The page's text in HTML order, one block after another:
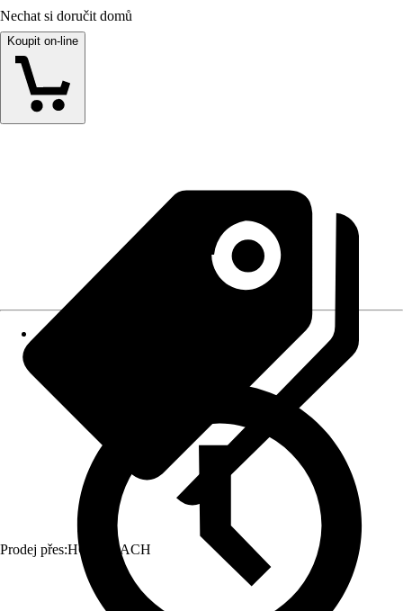
Nechat si doručit domů
Koupit on-line
Prodej přes:HORNBACH